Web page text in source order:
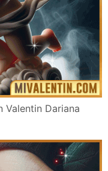
Valentin Dariana